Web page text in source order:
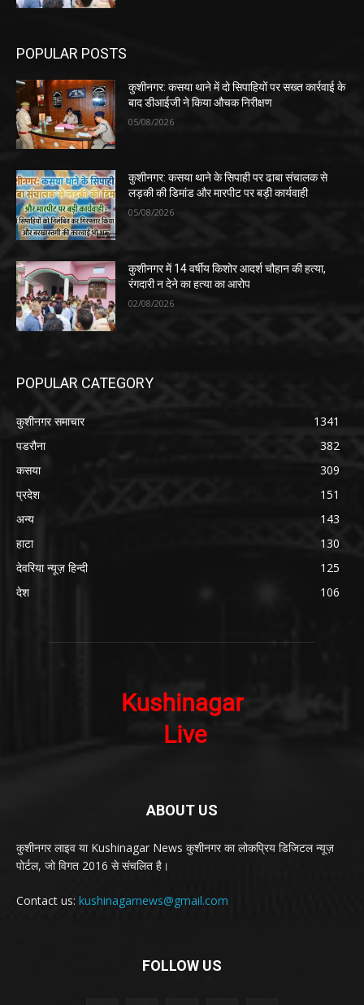
POPULAR POSTS
कुशीनगर: कसया थाने में दो सिपाहियों पर सख्त कार्रवाई के
बाद डीआईजी ने किया औचक निरीक्षण
05/08/2026
कुशीनगर: कसया थाने के सिपाही पर ढाबा संचालक से
लड़की की डिमांड और मारपीट पर बड़ी कार्यवाही
05/08/2026
कुशीनगर में 14 वर्षीय किशोर आदर्श चौहान की हत्या,
रंगदारी न देने का हत्या का आरोप
02/08/2026
POPULAR CATEGORY
कुशीनगर समाचार
1341
पडरौना
382
कसया
309
प्रदेश
151
अन्य
143
हाटा
130
देवरिया न्यूज़ हिन्दी
125
देश
106
ABOUT US
कुशीनगर लाइव या Kushinagar News कुशीनगर का लोकप्रिय डिजिटल न्यूज़
पोर्टल, जो विगत 2016 से संचलित है।
Contact us: kushinagarnews@gmail.com
FOLLOW US